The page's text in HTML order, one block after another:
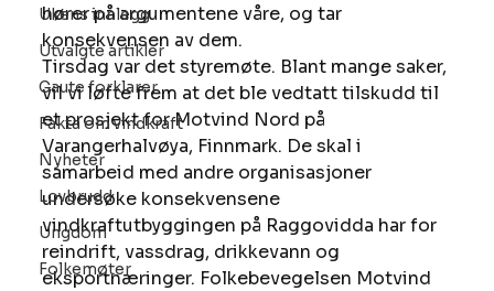
Ukens innlegg
Utvalgte artikler
Gaute forklarer
Fakta om vindkraft
Nyheter
Lovbrudd
Ungdom
Folkemøter
hører på argumentene våre, og tar
konsekvensen av dem.
Tirsdag var det styremøte. Blant mange saker,
vil vi løfte frem at det ble vedtatt tilskudd til
et prosjekt for Motvind Nord på
Varangerhalvøya, Finnmark. De skal i
samarbeid med andre organisasjoner
undersøke konsekvensene
vindkraftutbyggingen på Raggovidda har for
reindrift, vassdrag, drikkevann og
eksportnæringer. Folkebevegelsen Motvind